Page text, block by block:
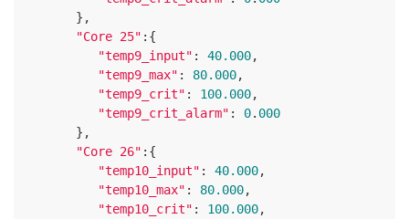
"Core 25" :{
"temp9_input" : 40.000,
"temp9_max" : 80.000,
"temp9_crit" : 100.000,
"temp9_crit_alarm" : 0. 000
"Core 26" :{
"temp10_input" : 40.000,
"temp10_max" : 80.000,
"temp10_crit" : 100.000,